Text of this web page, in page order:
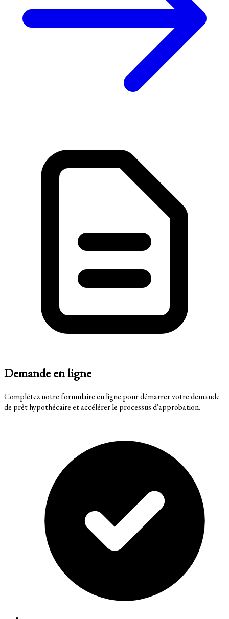
Demande en ligne
Complétez notre formulaire en ligne pour démarrer votre demande
de prêt hypothécaire et accélérer le processus d'approbation.